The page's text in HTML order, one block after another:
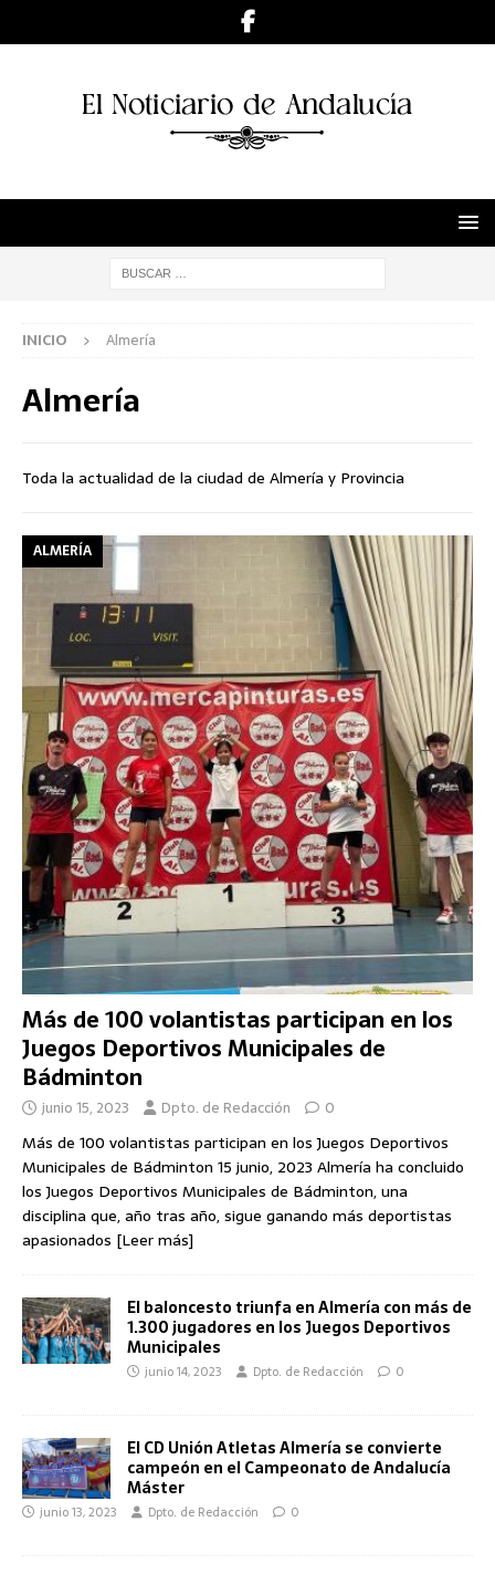
INICIO Almería
Almería
Toda la actualidad de la ciudad de Almería y Provincia
ALMERÍA
Más de 100 volantistas participan en los
Juegos Deportivos Municipales de
Bádminton
junio 15, 2023 Dpto. de Redacción 0
Más de 100 volantistas participan en los Juegos Deportivos
Municipales de Bádminton 15 junio, 2023 Almería ha concluido
los Juegos Deportivos Municipales de Bádminton, una
disciplina que, año tras año, sigue ganando más deportistas
apasionados [Leer más]
El baloncesto triunfa en Almería con más de
1.300 jugadores en los Juegos Deportivos
Municipales
junio 14, 2023 Dpto. de Redacción 0
El CD Unión Atletas Almería se convierte
campeón en el Campeonato de Andalucía
Máster
junio 13, 2023 Dpto. de Redacción 0